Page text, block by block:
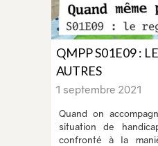
QMPP S01E09 :
AUTRES
1 septembre 2021
Quand on
situation de
confronté à la